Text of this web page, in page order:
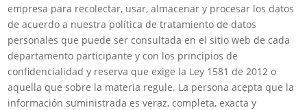
empresa para recolectar, usar, almacenar y procesar los datos
de acuerdo a nuestra política de tratamiento de datos
personales que puede ser consultada en el sitio web de cada
departamento participante y con los principios de
confidencialidad y reserva que exige la Ley 1581 de 2012 o
aquella que sobre la materia regule. La persona acepta que la
información suministrada es veraz, completa, exacta y